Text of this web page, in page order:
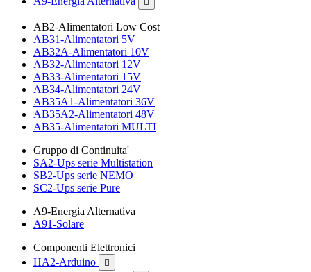
AB2-Alimentatori Low Cost
AB31-Alimentatori 5V
AB32A-Alimentatori 10V
AB32-Alimentatori 12V
AB33-Alimentatori 15V
AB34-Alimentatori 24V
AB35A1-Alimentatori 36V
AB35A2-Alimentatori 48V
AB35-Alimentatori MULTI
Gruppo di Continuita'
SA2-Ups serie Multistation
SB2-Ups serie NEMO
SC2-Ups serie Pure
A9-Energia Alternativa
A91-Solare
Componenti Elettronici
HA2-Arduino
